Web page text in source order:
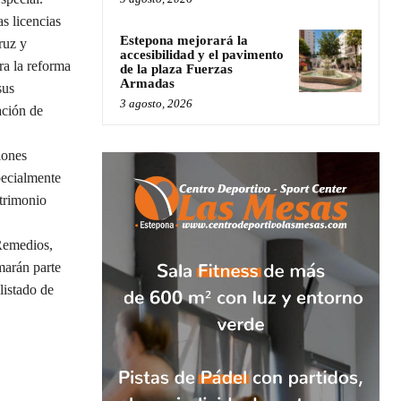
licencias
y
la reforma
de
parte
de
Estepona mejorará la
accesibilidad y el pavimento
de la plaza Fuerzas
Armadas
3 agosto, 2026